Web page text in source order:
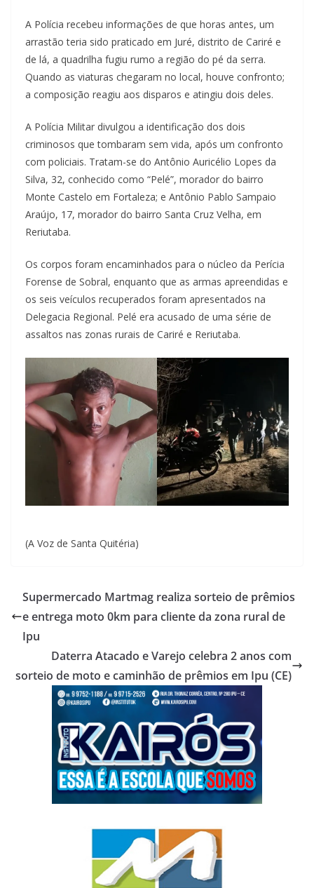
A Polícia recebeu informações de que horas antes, um
arrastão teria sido praticado em Juré, distrito de Cariré e
de lá, a quadrilha fugiu rumo a região do pé da serra.
Quando as viaturas chegaram no local, houve confronto;
a composição reagiu aos disparos e atingiu dois deles.
A Polícia Militar divulgou a identificação dos dois
criminosos que tombaram sem vida, após um confronto
com policiais. Tratam-se do Antônio Auricélio Lopes da
Silva, 32, conhecido como “Pelé”, morador do bairro
Monte Castelo em Fortaleza; e Antônio Pablo Sampaio
Araújo, 17, morador do bairro Santa Cruz Velha, em
Reriutaba.
Os corpos foram encaminhados para o núcleo da Perícia
Forense de Sobral, enquanto que as armas apreendidas e
os seis veículos recuperados foram apresentados na
Delegacia Regional. Pelé era acusado de uma série de
assaltos nas zonas rurais de Cariré e Reriutaba.
(A Voz de Santa Quitéria)
Supermercado Martmag realiza sorteio de prêmios
e entrega moto 0km para cliente da zona rural de
Ipu
Daterra Atacado e Varejo celebra 2 anos com
sorteio de moto e caminhão de prêmios em Ipu (CE)